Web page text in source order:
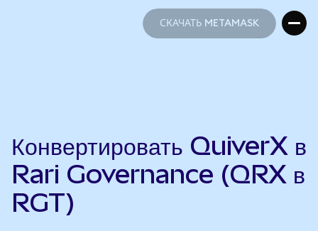
СКАЧАТЬ METAMASK
Конвертировать QuiverX в
Rari Governance (QRX в
RGT)